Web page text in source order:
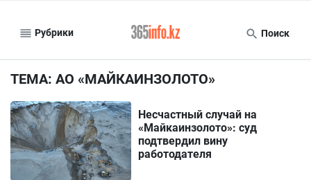
Рубрики Поиск
ТЕМА: АО «МАЙКАИНЗОЛОТО»
Несчастный случай на
«Майкаинзолото»: суд
подтвердил вину
работодателя